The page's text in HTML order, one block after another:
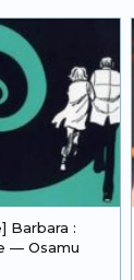
Barbara :
— Osamu